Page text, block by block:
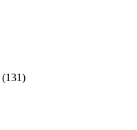
(131)